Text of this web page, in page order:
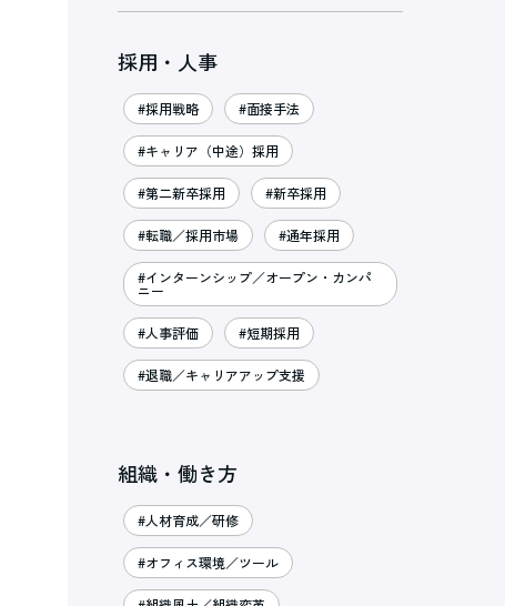
採用・人事
#採用戦略 #面接手法
#キャリア（中途）採用
#第二新卒採用 #新卒採用
#転職／採用市場 #通年採用
#インターンシップ／オープン・カンパ
ニー
#人事評価 #短期採用
#退職／キャリアアップ支援
組織・働き方
#人材育成／研修
#オフィス環境／ツール